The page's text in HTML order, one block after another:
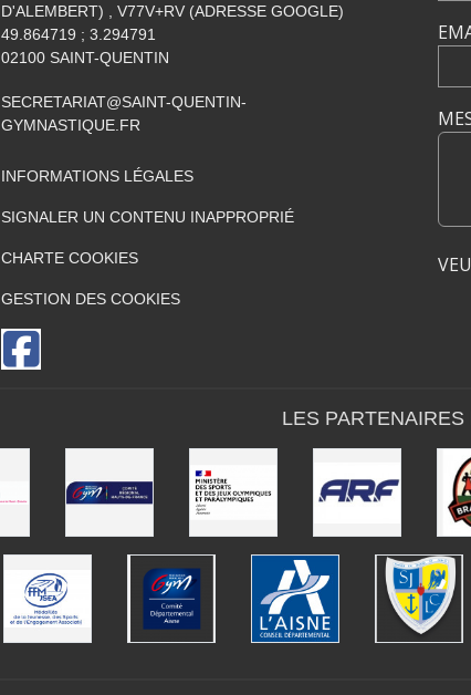
D'ALEMBERT) , V77V+RV (ADRESSE GOOGLE)
49.864719 ; 3.294791
02100 SAINT-QUENTIN
SECRETARIAT@SAINT-QUENTIN-
GYMNASTIQUE.FR
INFORMATIONS LÉGALES
SIGNALER UN CONTENU INAPPROPRIÉ
CHARTE COOKIES
GESTION DES COOKIES
LES PARTENAIRES